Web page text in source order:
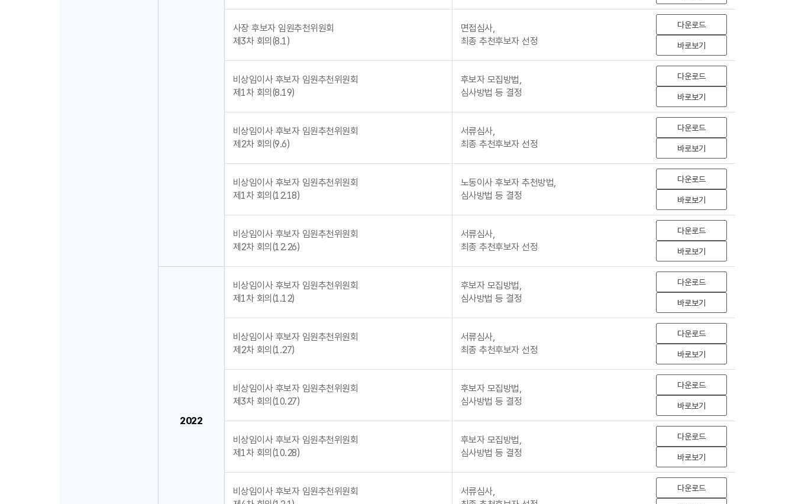
사장 후보자 임원추천위원회
제3차 회의(8.1)
면접심사,
최종 추천후보자 선정
다운로드
바로보기
비상임이사 후보자 임원추천위원회
제1차 회의(8.19)
후보자 모집방법,
심사방법 등 결정
다운로드
바로보기
비상임이사 후보자 임원추천위원회
제2차 회의(9.6)
서류심사,
최종 추천후보자 선정
다운로드
바로보기
비상임이사 후보자 임원추천위원회
제1차 회의(12.18)
노동이사 후보자 추천방법,
심사방법 등 결정
다운로드
바로보기
비상임이사 후보자 임원추천위원회
제2차 회의(12.26)
서류심사,
최종 추천후보자 선정
다운로드
바로보기
2022
비상임이사 후보자 임원추천위원회
제1차 회의(1.12)
후보자 모집방법,
심사방법 등 결정
다운로드
바로보기
비상임이사 후보자 임원추천위원회
제2차 회의(1.27)
서류심사,
최종 추천후보자 선정
다운로드
바로보기
비상임이사 후보자 임원추천위원회
제3차 회의(10.27)
후보자 모집방법,
심사방법 등 결정
다운로드
바로보기
비상임이사 후보자 임원추천위원회
제1차 회의(10.28)
후보자 모집방법,
심사방법 등 결정
다운로드
바로보기
비상임이사 후보자 임원추천위원회
서류심사,
다운로드